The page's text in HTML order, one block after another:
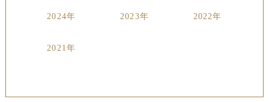
2024年 2023年 2022年
2021年